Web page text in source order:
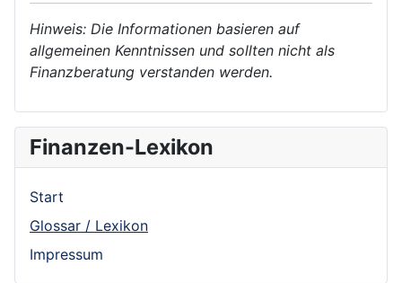
Hinweis: Die Informationen basieren auf
allgemeinen Kenntnissen und sollten nicht als
Finanzberatung verstanden werden.
Finanzen-Lexikon
Start
Glossar / Lexikon
Impressum